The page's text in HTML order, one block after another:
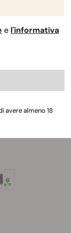
e l'informativa
avere almeno 18